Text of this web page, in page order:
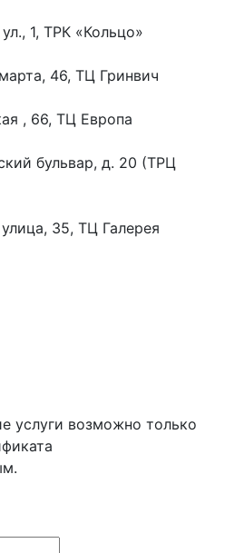
1, ТРК «Кольцо»
46, ТЦ Гринвич
, 66, ТЦ Европа
бульвар, д. 20 (ТРЦ
35, ТЦ Галерея
услуги возможно только